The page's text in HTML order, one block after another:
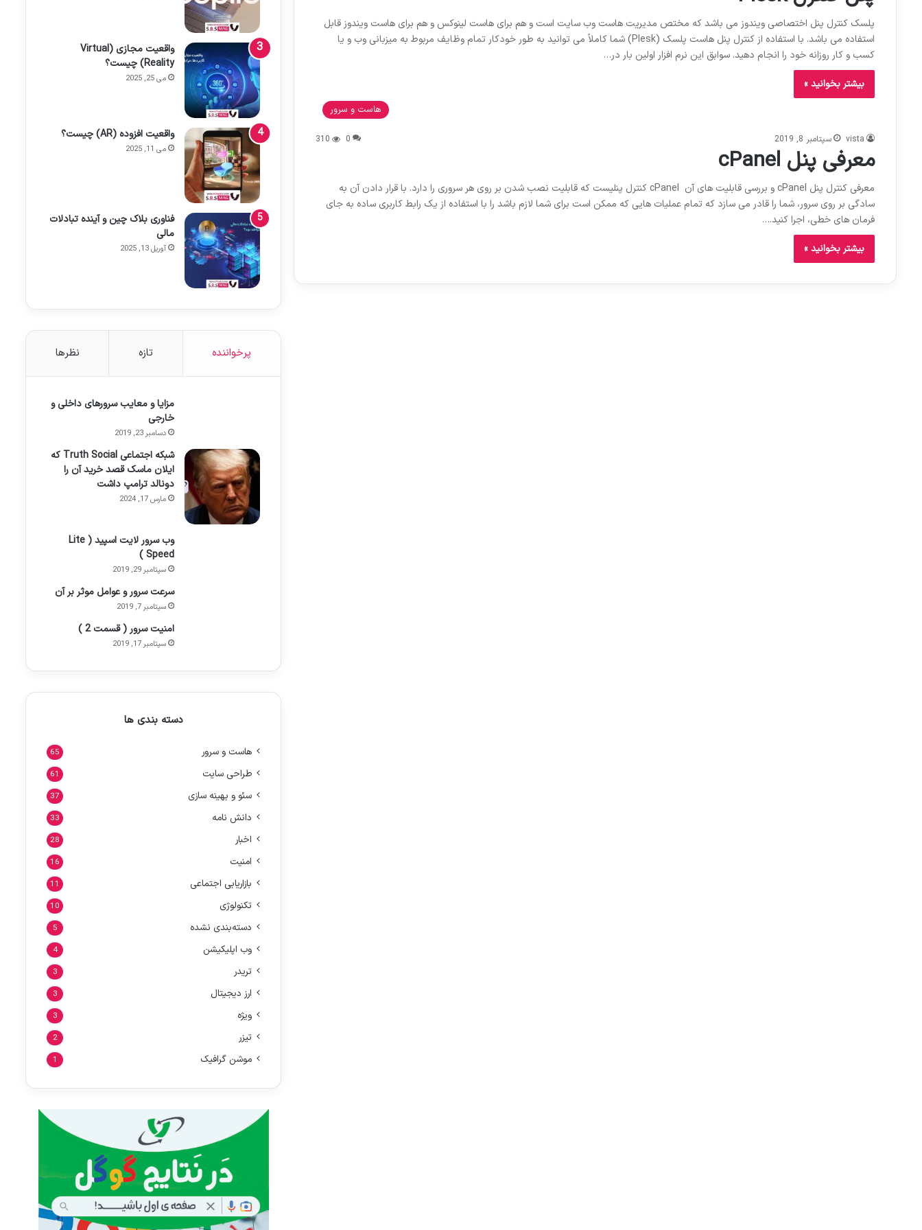
پلسک کنترل پنل اختصاصی ویندوز می باشد که مختص مدیریت هاست وب سایت است و هم برای هاست لینوکس و هم برای هاست ویندوز قابل
استفاده می باشد. با استفاده از کنترل پنل هاست پلسک (Plesk) شما کاملاً می توانید به طور خودکار تمام وظایف مربوط به میزبانی وب و یا
کسب و کار روزانه خود را انجام دهید. سوابق این نرم افزار اولین بار در…
بیشتر بخوانید »
هاست و سرور
vista سپتامبر 8, 2019 0
310
معرفی پنل cPanel
معرفی کنترل پنل cPanel و بررسی قابلیت های آن cPanel کنترل پنلیست که قابلیت نصب شدن بر روی هر سروری را دارد. با قرار دادن آن به
سادگی بر روی سرور، شما را قادر می سازد که تمام عملیات هایی که ممکن است برای شما لازم باشد را با استفاده از یک رابط کاربری ساده به جای
فرمان های خطی، اجرا کنید.…
بیشتر بخوانید »
واقعیت مجازی (Virtual
Reality) چیست؟
می 25, 2025
واقعیت افزوده (AR) چیست؟
می 11, 2025
فناوری بلاک چین و آینده تبادلات
مالی
آوریل 13, 2025
پرخواننده تازه نظرها
مزایا و معایب سرورهای داخلی و
خارجی
دسامبر 23, 2019
شبکه اجتماعی Truth Social که
ایلان ماسک قصد خرید آن را
دونالد ترامپ داشت
مارس 17, 2024
وب سرور لایت اسپید ( Lite
Speed )
سپتامبر 29, 2019
سرعت سرور و عوامل موثر بر آن
سپتامبر 7, 2019
امنیت سرور ( قسمت 2 )
سپتامبر 17, 2019
دسته بندی ها
هاست و سرور 65
طراحی سایت 61
سئو و بهینه سازی 37
دانش نامه 33
اخبار 28
امنیت 16
بازاریابی اجتماعی 11
تکنولوژی 10
دسته‌بندی نشده 5
وب اپلیکیشن 4
تریدر 3
ارز دیجیتال 3
ویژه 3
تیزر 2
موشن گرافیک 1